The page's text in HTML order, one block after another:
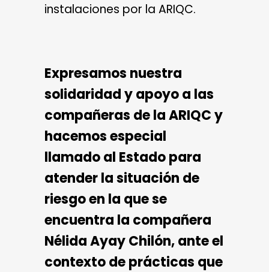
instalaciones por la ARIQC.
Expresamos nuestra
solidaridad y apoyo a las
compañeras de la ARIQC y
hacemos especial
llamado al Estado para
atender la situación de
riesgo en la que se
encuentra la compañera
Nélida Ayay Chilón, ante el
contexto de prácticas que